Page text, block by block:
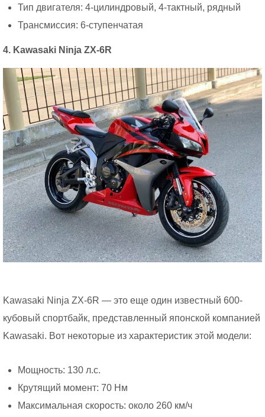
Тип двигателя: 4-цилиндровый, 4-тактный, рядный
Трансмиссия: 6-ступенчатая
4. Kawasaki Ninja ZX-6R
Kawasaki Ninja ZX-6R — это еще один известный 600-
кубовый спортбайк, представленный японской компанией
Kawasaki. Вот некоторые из характеристик этой модели:
Мощность: 130 л.с.
Крутящий момент: 70 Нм
Максимальная скорость: около 260 км/ч